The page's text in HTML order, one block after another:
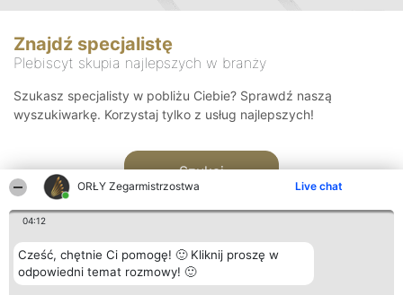
ORŁY Zegarmistrzostwa Live chat
04:12
Cześć, chętnie Ci pomogę! 🙂 Kliknij proszę w
odpowiedni temat rozmowy! 🙂
Znajdź specjalistę
Plebiscyt skupia najlepszych w branży
Szukasz specjalisty w pobliżu Ciebie? Sprawdź naszą
wyszukiwarkę. Korzystaj tylko z usług najlepszych!
Szukaj